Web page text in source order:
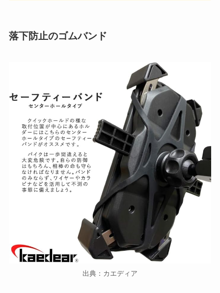
落下防止のゴムバンド
出典：カエディア